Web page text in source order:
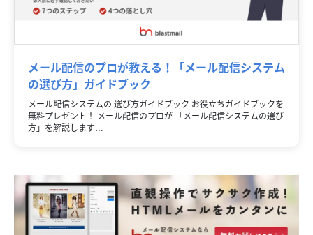
メール配信のプロが教える！「メール配信システム
の選び方」ガイドブック
メール配信システムの 選び方ガイドブック お役立ちガイドブックを
無料プレゼント！ メール配信のプロが 「メール配信システムの選び
方」を解説します…